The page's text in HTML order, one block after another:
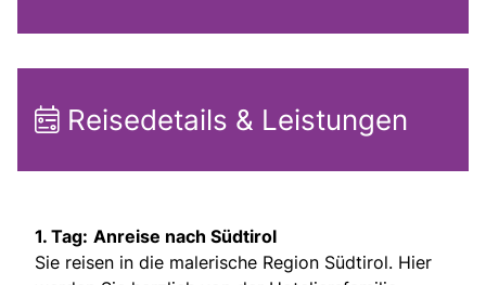
Reisedetails & Leistungen
1. Tag: Anreise nach Südtirol
Sie reisen in die malerische Region Südtirol. Hier